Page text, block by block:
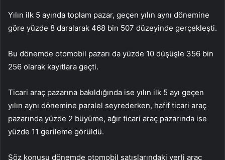
Yılın ilk 5 ayında toplam pazar, geçen yılın aynı dönemine
göre yüzde 8 daralarak 468 bin 507 düzeyinde gerçekleşti.
Bu dönemde otomobil pazarı da yüzde 10 düşüşle 356 bin
256 olarak kayıtlara geçti.
Ticari araç pazarına bakıldığında ise yılın ilk 5 ayı geçen
yılın aynı dönemine paralel seyrederken, hafif ticari araç
pazarında yüzde 2 büyüme, ağır ticari araç pazarında ise
yüzde 11 gerileme görüldü.
Söz konusu dönemde otomobil satışlarındaki yerli araç